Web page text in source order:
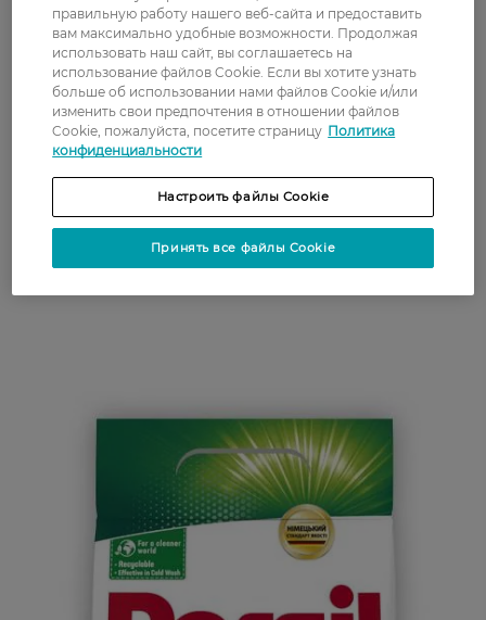
качественно и бережно удаляют сложно
выводимые пятна, обеспечивают
белоснежную чистоту после многих циклов
стирок, гарантирует длительную свежесть
белья);
для яркости и цвета белья - порошок Persil
Color, СоV (средство этих серий качественно и
бережно удаляет сложные пятна, гарантирует
сохранность яркости цвета тканей в
сочетании с длительной свежестью белья);
правильную работу нашего веб-сайта и предоставить
вам максимально удобные возможности. Продолжая
использовать наш сайт, вы соглашаетесь на
использование файлов Cookie. Если вы хотите узнать
больше об использовании нами файлов Cookie и/или
изменить свои предпочтения в отношении файлов
Cookie, пожалуйста, посетите страницу Политика
конфиденциальности
Настроить файлы Cookie
Принять все файлы Cookie